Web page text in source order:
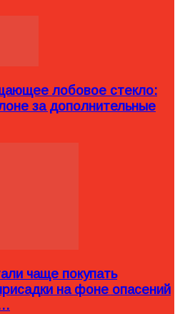
лобовое стекло:
за дополнительные
чаще покупать
на фоне опасений